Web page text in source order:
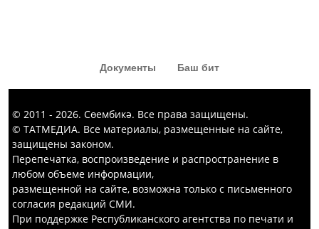
Документы Баш бит
© 2011 - 2026. Сөембикә. Все права защищены.
© ТАТМЕДИА. Все материалы, размещенные на сайте,
защищены законом.
Перепечатка, воспроизведение и распространение в
любом объеме информации,
размещенной на сайте, возможна только с письменного
согласия редакций СМИ.
При поддержке Республиканского агентства по печати и